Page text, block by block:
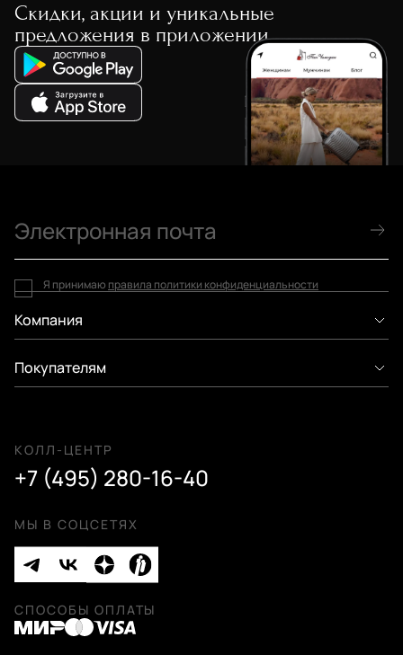
Скидки, акции и уникальные
предложения в приложении
Компания
Покупателям
КОЛЛ-ЦЕНТР
+7 (495) 280-16-40
МЫ В СОЦСЕТЯХ
Я принимаю правила политики конфиденциальности
СПОСОБЫ ОПЛАТЫ